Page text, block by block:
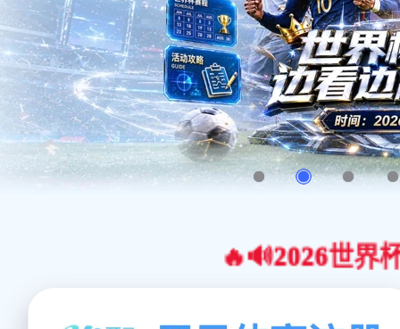
🔥🔊2026世界杯官网